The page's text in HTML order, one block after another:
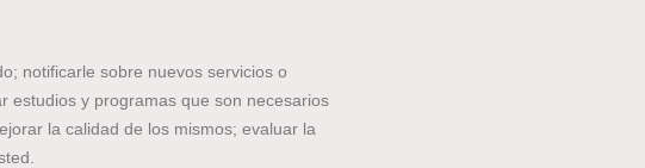
notificarle sobre nuevos servicios o
estudios y programas que son necesarios
la calidad de los mismos; evaluar la